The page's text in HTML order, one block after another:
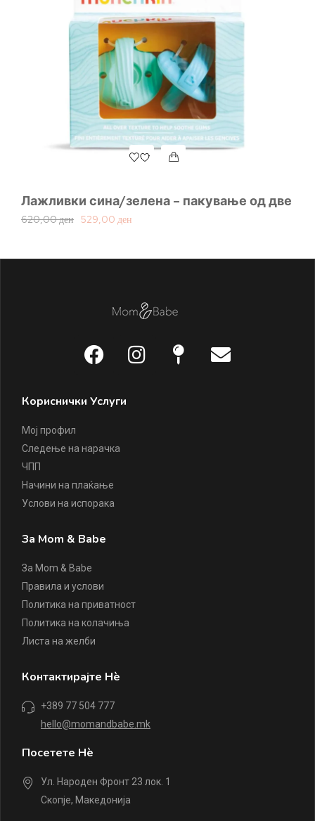
Лажливки сина/зелена – пакување од две
620,00ден 529,00 ден
Кориснички Услуги
Мој профил
Следење на нарачка
ЧПП
Начини на плаќање
Услови на испорака
За Mom & Babe
За Mom & Babe
Правила и услови
Политика на приватност
Политика на колачиња
Листа на желби
Контактирајте Нè
+389 77 504 777
hello@momandbabe.mk
Посетете Нè
Ул. Народен Фронт 23 лок. 1
Скопје, Македонија